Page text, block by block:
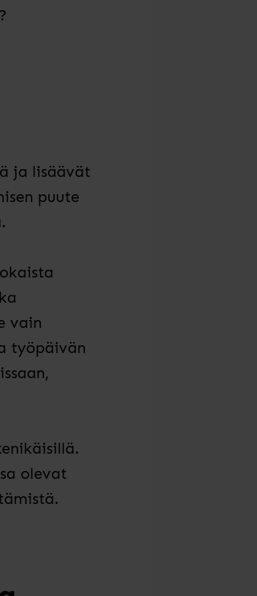
ja lisäävät
puute
vain
työpäivän
olevat